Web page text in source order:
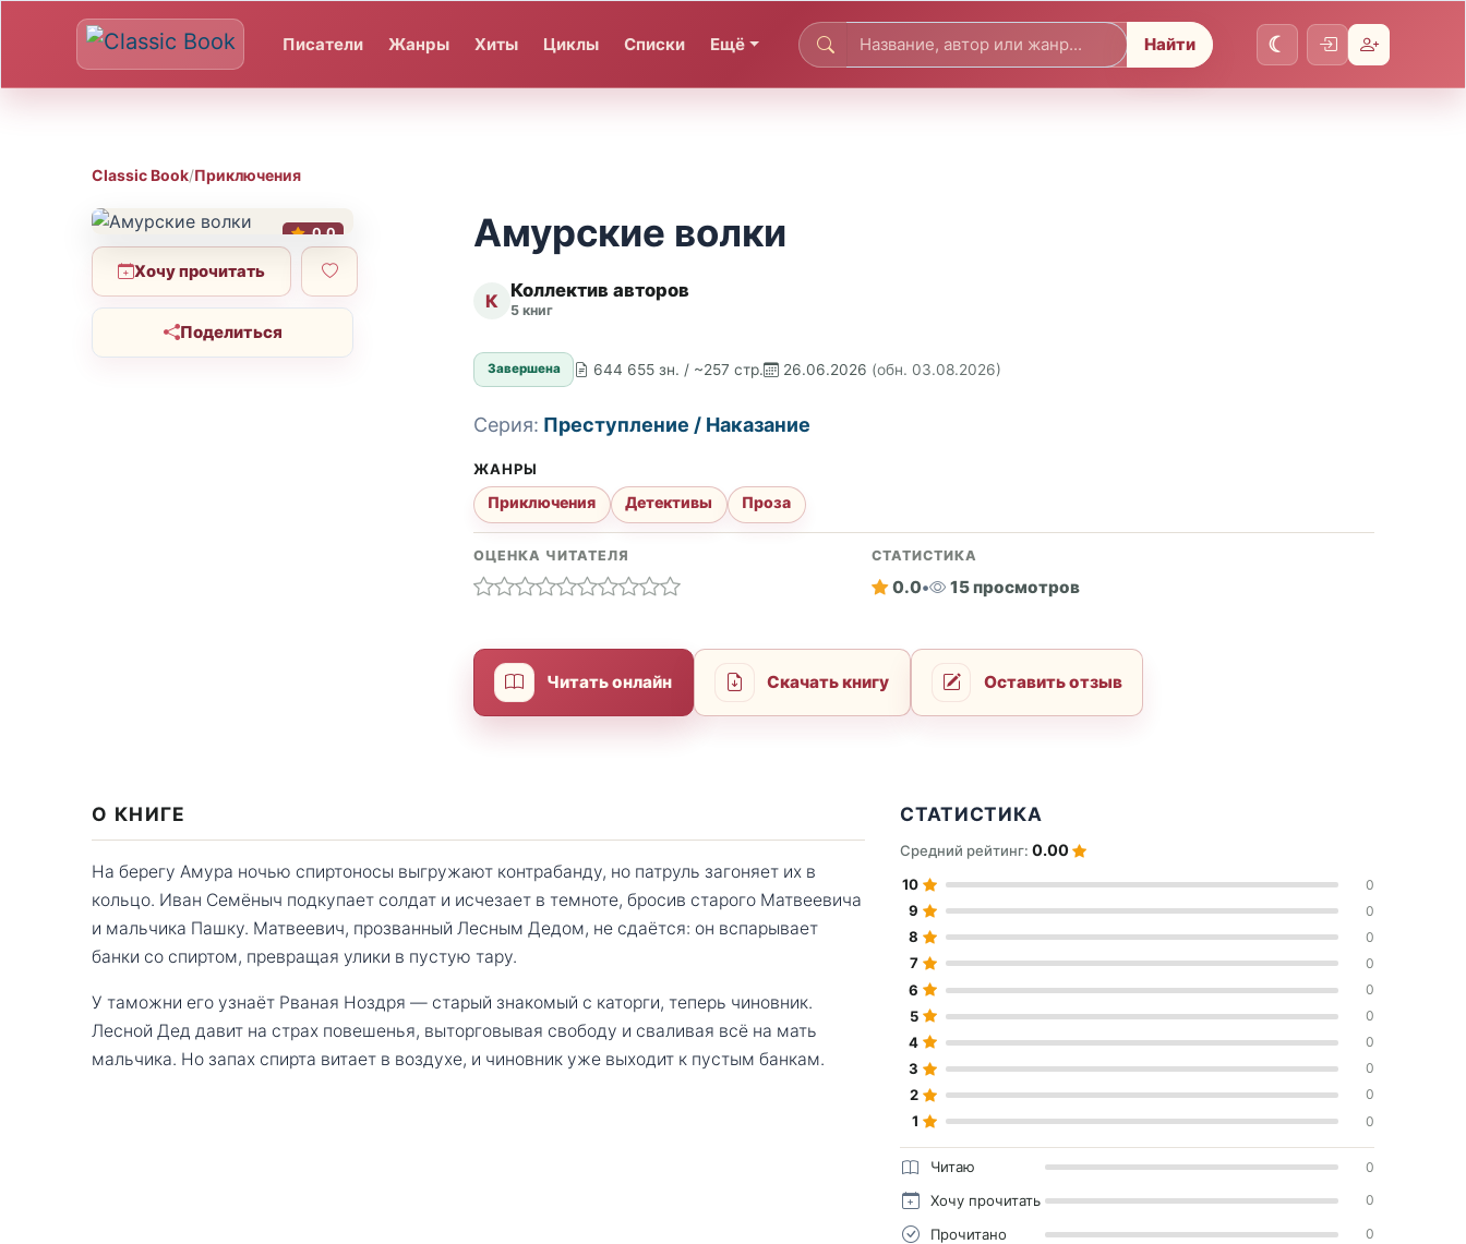
Писатели Жанры Хиты Циклы Списки Ещё Найти
Classic Book/Приключения
0.0
Хочу прочитать
Поделиться
Амурские волки
К Коллектив авторов
5 книг
Завершена 644 655 зн. / ~257 стр. 26.06.2026 (обн. 03.08.2026)
Серия: Преступление / Наказание
ЖАНРЫ
Приключения Детективы Проза
ОЦЕНКА ЧИТАТЕЛЯ СТАТИСТИКА
0.0• 15 просмотров
Читать онлайн Скачать книгу Оставить отзыв
О КНИГЕ
На берегу Амура ночью спиртоносы выгружают контрабанду, но патруль загоняет их в
кольцо. Иван Семёныч подкупает солдат и исчезает в темноте, бросив старого Матвеевича
и мальчика Пашку. Матвеевич, прозванный Лесным Дедом, не сдаётся: он вспарывает
банки со спиртом, превращая улики в пустую тару.
У таможни его узнаёт Рваная Ноздря — старый знакомый с каторги, теперь чиновник.
Лесной Дед давит на страх повешенья, выторговывая свободу и сваливая всё на мать
мальчика. Но запах спирта витает в воздухе, и чиновник уже выходит к пустым банкам.
СТАТИСТИКА
Средний рейтинг:0.00
10 0
9 0
8 0
7 0
6 0
5 0
4 0
3 0
2 0
1 0
Читаю 0
Хочу прочитать 0
Прочитано 0